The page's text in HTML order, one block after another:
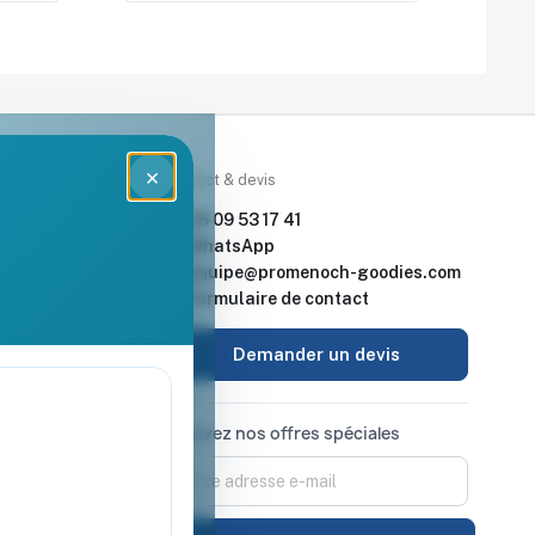
× Contact & devis
06 09 53 17 41
WhatsApp
equipe@promenoch-goodies.com
Formulaire de contact
Demander un devis
Recevez nos offres spéciales